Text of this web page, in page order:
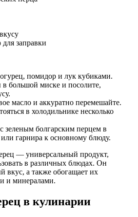
заправки
помидор и лук кубиками.
большой миске и посолите,
масло и аккуратно перемешайте.
в холодильнике несколько
зеленым болгарским перцем в
или гарнира к основному блюду.
— универсальный продукт,
в различных блюдах. Он
вкус, а также обогащает их
и минералами.
в кулинарии